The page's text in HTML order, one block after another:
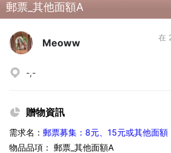
郵票_其他面額A
Meoww
在
-,-
贈物資訊
需求名： 郵票募集：8元、15元或其他面額
物品品項： 郵票_其他面額A